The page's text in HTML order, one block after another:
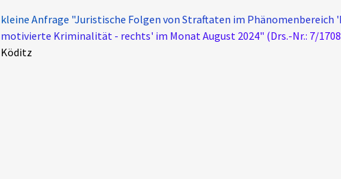
kleine Anfrage "Juristische Folgen von Straftaten im Phänomenbereich
motivierte Kriminalität - rechts' im Monat August 2024" (Drs.-Nr.: 7/
Köditz